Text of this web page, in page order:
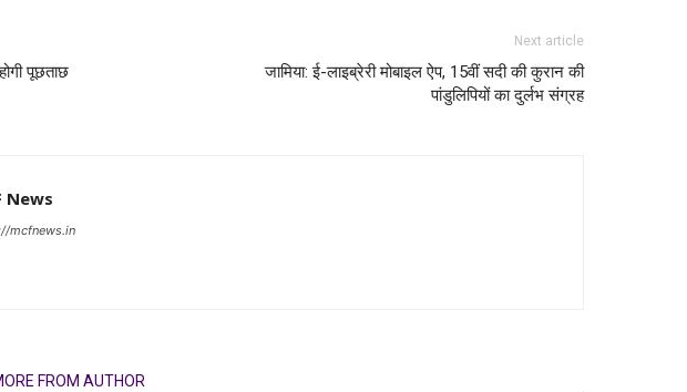
पूछताछ
Next article
जामिया: ई-लाइब्रेरी मोबाइल ऐप, 15वीं सदी की कुरान की
पांडुलिपियों का दुर्लभ संग्रह
News
mcfnews.in
FROM AUTHOR